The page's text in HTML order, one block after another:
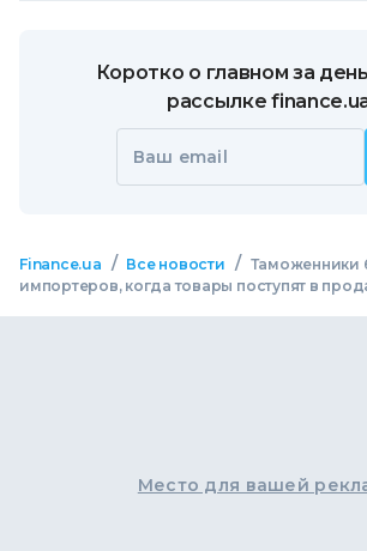
Коротко о главном за
рассылке
Ваш email
Finance.ua / Все новости / Таможенники
импортеров, когда товары поступят в
Место для вашей